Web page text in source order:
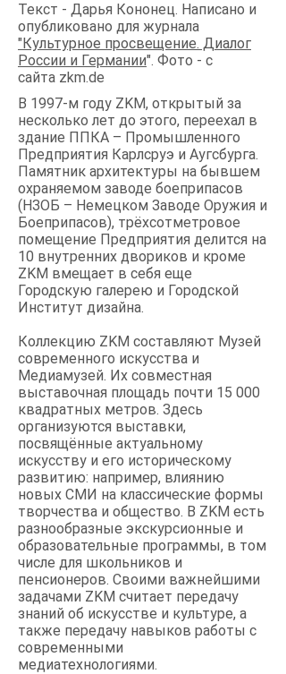
Текст - Дарья Кононец. Написано и
опубликовано для журнала
"Культурное просвещение. Диалог
России и Германии". Фото - с
сайта zkm.de
В 1997-м году ZKM, открытый за
несколько лет до этого, переехал в
здание ППКА – Промышленного
Предприятия Карлсруэ и Аугсбурга.
Памятник архитектуры на бывшем
охраняемом заводе боеприпасов
(НЗОБ – Немецком Заводе Оружия и
Боеприпасов), трёхсотметровое
помещение Предприятия делится на
10 внутренних двориков и кроме
ZKM вмещает в себя еще
Городскую галерею и Городской
Институт дизайна.
Коллекцию ZKM составляют Музей
современного искусства и
Медиамузей. Их совместная
выставочная площадь почти 15 000
квадратных метров. Здесь
организуются выставки,
посвящённые актуальному
искусству и его историческому
развитию: например, влиянию
новых СМИ на классические формы
творчества и общество. В ZKM есть
разнообразные экскурсионные и
образовательные программы, в том
числе для школьников и
пенсионеров. Своими важнейшими
задачами ZKM считает передачу
знаний об искусстве и культуре, а
также передачу навыков работы с
современными
медиатехнологиями.